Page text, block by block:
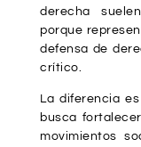
derecha
porque
defensa de
crítico.
La diferencia
busca
movimientos